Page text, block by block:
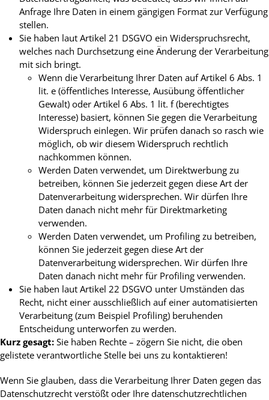
Anfrage Ihre Daten in einem gängigen Format zur Verfügung
stellen.
Sie haben laut Artikel 21 DSGVO ein Widerspruchsrecht,
welches nach Durchsetzung eine Änderung der Verarbeitung
mit sich bringt.
Wenn die Verarbeitung Ihrer Daten auf Artikel 6 Abs. 1
lit. e (öffentliches Interesse, Ausübung öffentlicher
Gewalt) oder Artikel 6 Abs. 1 lit. f (berechtigtes
Interesse) basiert, können Sie gegen die Verarbeitung
Widerspruch einlegen. Wir prüfen danach so rasch wie
möglich, ob wir diesem Widerspruch rechtlich
nachkommen können.
Werden Daten verwendet, um Direktwerbung zu
betreiben, können Sie jederzeit gegen diese Art der
Datenverarbeitung widersprechen. Wir dürfen Ihre
Daten danach nicht mehr für Direktmarketing
verwenden.
Werden Daten verwendet, um Profiling zu betreiben,
können Sie jederzeit gegen diese Art der
Datenverarbeitung widersprechen. Wir dürfen Ihre
Daten danach nicht mehr für Profiling verwenden.
Sie haben laut Artikel 22 DSGVO unter Umständen das
Recht, nicht einer ausschließlich auf einer automatisierten
Verarbeitung (zum Beispiel Profiling) beruhenden
Entscheidung unterworfen zu werden.
Kurz gesagt: Sie haben Rechte – zögern Sie nicht, die oben
gelistete verantwortliche Stelle bei uns zu kontaktieren!
Wenn Sie glauben, dass die Verarbeitung Ihrer Daten gegen das
Datenschutzrecht verstößt oder Ihre datenschutzrechtlichen